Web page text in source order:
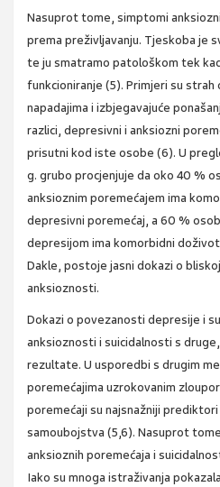
Nasuprot tome, simptomi
prema preživljavanju. Tjeskoba je
te ju smatramo patološkom tek
funkcioniranje (5). Primjeri su strah
napadajima i izbjegavajuće
razlici, depresivni i anksiozni
prisutni kod iste osobe (6). U
g. grubo procjenjuje da oko 40 %
anksioznim poremećajem ima
depresivni poremećaj, a 60 %
depresijom ima komorbidni
Dakle, postoje jasni dokazi o
anksioznosti.
Dokazi o povezanosti depresije i
anksioznosti i suicidalnosti s
rezultate. U usporedbi s drugim
poremećajima uzrokovanim
poremećaji su najsnažniji
samoubojstva (5,6). Nasuprot
anksioznih poremećaja i
Iako su mnoga istraživanja